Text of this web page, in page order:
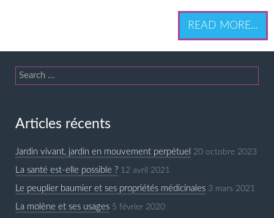
READ MORE...
Articles récents
Jardin vivant, jardin en mouvement perpétuel 20 octobre 2023
La santé est-elle possible ? 12 avril 2021
Le peuplier baumier et ses propriétés médicinales 3 mars 2021
La molène et ses usages 5 février 2020